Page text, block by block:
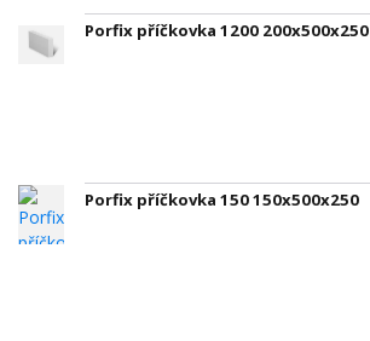
Porfix příčkovka 1200 200x500x250
Porfix příčkovka 150 150x500x250